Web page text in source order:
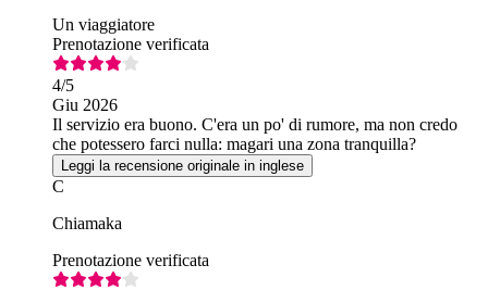
Un viaggiatore
Prenotazione verificata
4/5
Giu 2026
Il servizio era buono. C'era un po' di rumore, ma non credo
che potessero farci nulla: magari una zona tranquilla?
Leggi la recensione originale in inglese
C
Chiamaka
Prenotazione verificata